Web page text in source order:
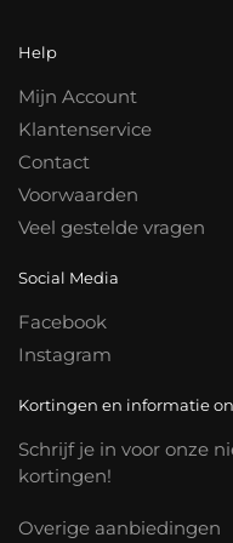
Help
Mijn Account
Klantenservice
Contact
Voorwaarden
Veel gestelde vragen
Social Media
Facebook
Instagram
Kortingen en informatie
Schrijf je in voor onze
kortingen!
Overige aanbiedingen